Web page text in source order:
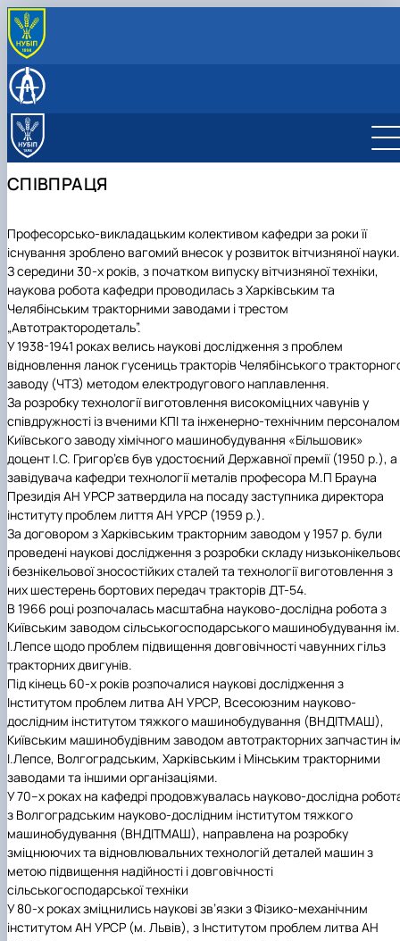
ПРО КАФЕДРУ
Структура кафедри (Лабораторії та обладнання)
Контактна інформація
Technology of construction materials
Матеріалознавство і зварювання у
будівництві
Технологія конструкційних матеріалів
Технологія машинобудування
Матеріалознавство
Матеріалознавство і технологія
конструкційних матеріалів
Technology of machine building
Сучасні будівельні матеріали
Building material science and welding in
construction
Екологічні будівельні матеріали та
конструкції
Навчальні дисципліни, робочі програми для
ОС "Магістр"
Матеріалознавство та експлуатаційні
властивості
Індустріальні наноматеріали та
нанотехнології у будівництві
Виробнича практика
НАКОВІ ГУРТКИ
МАТЕРІАЛОЗНАВСТВО
ТЕХНОЛОГІЯ МАШИНОБУДУВАННЯ
СПІВПРАЦЯ
Професорсько-викладацьким колективом кафедри за роки її
існування зроблено вагомий внесок у розвиток вітчизняної науки.
З середини 30-х років, з початком випуску вітчизняної техніки,
наукова робота кафедри проводилась з Харківським та
Челябінським тракторними заводами і трестом
„Автотрактородеталь”.
У 1938-1941 роках велись наукові дослідження з проблем
відновлення ланок гусениць тракторів Челябінського
заводу (ЧТЗ) методом електродугового наплавлення.
За розробку технології виготовлення високоміцних чавунів у
співдружності із вченими КПІ та інженерно-технічним персоналом
Київського заводу хімічного машинобудування «Більшовик»
доцент І.С. Григор’єв був удостоєний Державної премії (1950 р.), а
завідувача кафедри технології металів професора М.П Брауна
Президія АН УРСР затвердила на посаду заступника директора
інституту проблем лиття АН УРСР (1959 р.).
За договором з Харківським тракторним заводом у 1957 р. були
проведені наукові дослідження з розробки складу
і безнікельової зносостійких сталей та технології виготовлення з
них шестерень бортових передач тракторів ДТ-54.
В 1966 році розпочалась масштабна науково-дослідна робота з
Київським заводом сільськогосподарського машинобудування ім.
І.Лепсе щодо проблем підвищення довговічності чавунних гільз
тракторних двигунів.
Під кінець 60-х років розпочалися наукові дослідження з
Інститутом проблем литва АН УРСР, Всесоюзним науково-
дослідним інститутом тяжкого машинобудування (ВНДІТМАШ),
Київським машинобудівним заводом автотракторних запчастин
І.Лепсе, Волгоградським, Харківським і Мінським тракторними
заводами та іншими організаціями.
У 70–х роках на кафедрі продовжувалась науково-дослідна
з Волгоградським науково-дослідним інститутом тяжкого
машинобудування (ВНДІТМАШ), направлена на розробку
зміцнюючих та відновлювальних технологій деталей машин з
метою підвищення надійності і довговічності
сільськогосподарської техніки
У 80-х роках зміцнились наукові зв’язки з Фізико-механічним
інститутом АН УРСР (м. Львів), з Інститутом проблем литва АН